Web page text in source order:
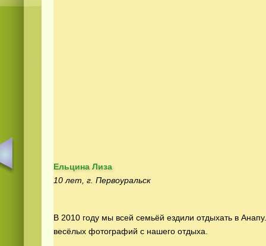
Ельцина Лиза
10 лет, г. Первоуральск
В 2010 году мы всей семьёй ездили отдыхать в
весёлых фотографий с нашего отдыха.